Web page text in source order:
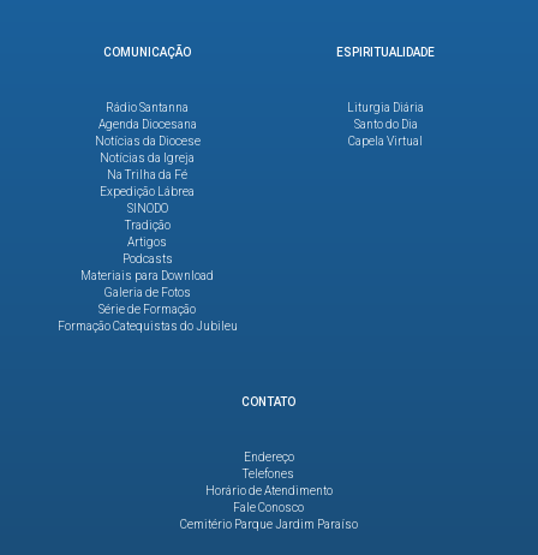
COMUNICAÇÃO
Rádio Santanna
Agenda Diocesana
Notícias da Diocese
Notícias da Igreja
Na Trilha da Fé
Expedição Lábrea
SINODO
Tradição
Artigos
Podcasts
Materiais para Download
Galeria de Fotos
Série de Formação
Formação Catequistas do Jubileu
ESPIRITUALIDADE
Liturgia Diária
Santo do Dia
Capela Virtual
CONTATO
Endereço
Telefones
Horário de Atendimento
Fale Conosco
Cemitério Parque Jardim Paraíso